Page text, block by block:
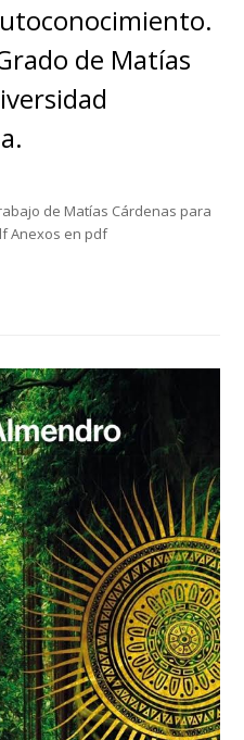
de Matías
de Matías Cárdenas para
Anexos en pdf